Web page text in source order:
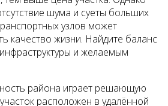
шума и суеты больших
узлов может
качество жизни. Найдите баланс
и желаемым
района играет решающую
расположен в удалённой